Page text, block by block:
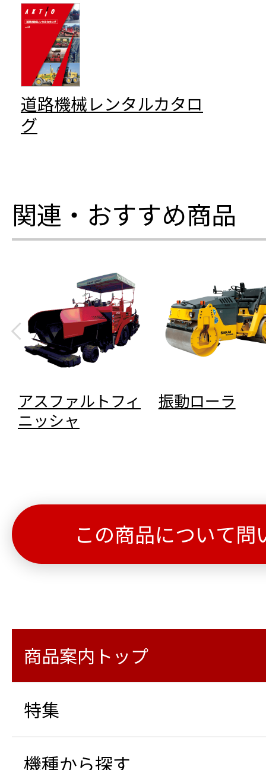
道路機械レンタルカタロ
グ
関連・おすすめ商品
アスファルトフィ
ニッシャ
振動ローラ
この商品について問
商品案内トップ
特集
機種から探す